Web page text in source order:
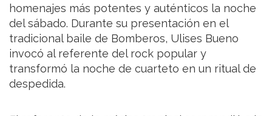
homenajes más potentes y auténticos la noche
del sábado. Durante su presentación en el
tradicional baile de Bomberos, Ulises Bueno
invocó al referente del rock popular y
transformó la noche de cuarteto en un ritual de
despedida.